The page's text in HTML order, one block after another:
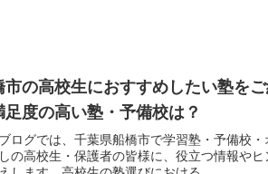
市の高校生におすすめしたい塾を
足度の高い塾・予備校は？
ログでは、千葉県船橋市で学習塾・予備校
の高校生・保護者の皆様に、役立つ情報や